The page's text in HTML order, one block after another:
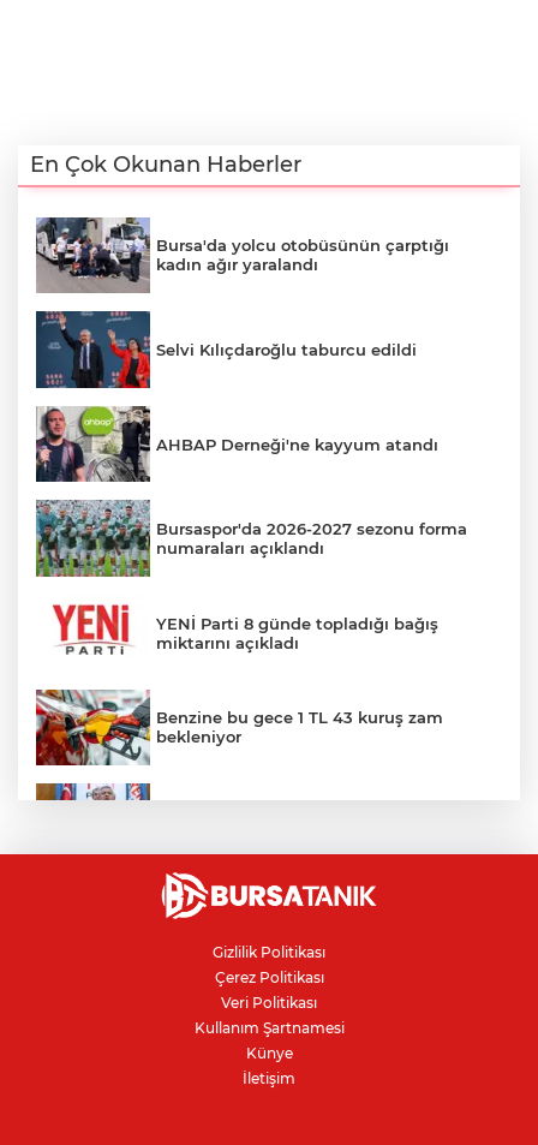
En Çok Okunan Haberler
Bursa'da yolcu otobüsünün çarptığı
kadın ağır yaralandı
Selvi Kılıçdaroğlu taburcu edildi
AHBAP Derneği'ne kayyum atandı
Bursaspor'da 2026-2027 sezonu forma
numaraları açıklandı
YENİ Parti 8 günde topladığı bağış
miktarını açıkladı
Benzine bu gece 1 TL 43 kuruş zam
bekleniyor
Bursa'da yangına müdahale ederken
yüksekten düşen itfaiye eri tedavi
Akın Gürlek'ten 'internet gazeteciliği' için
yasa sinyali: Tek çatı altında toplanmalı
Gizlilik Politikası
Çerez Politikası
Veri Politikası
Kullanım Şartnamesi
Künye
İletişim